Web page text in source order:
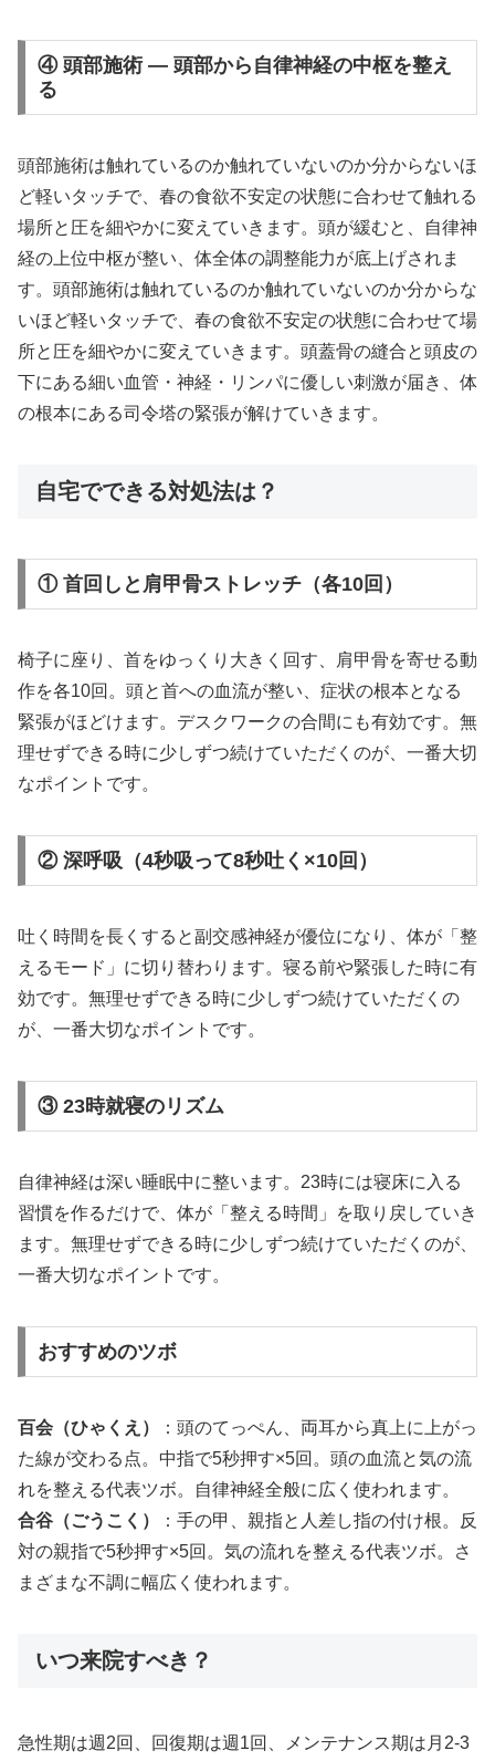
④ 頭部施術 — 頭部から自律神経の中枢を整え
る
頭部施術は触れているのか触れていないのか分からないほ
ど軽いタッチで、春の食欲不安定の状態に合わせて触れる
場所と圧を細やかに変えていきます。頭が緩むと、自律神
経の上位中枢が整い、体全体の調整能力が底上げされま
す。頭部施術は触れているのか触れていないのか分からな
いほど軽いタッチで、春の食欲不安定の状態に合わせて場
所と圧を細やかに変えていきます。頭蓋骨の縫合と頭皮の
下にある細い血管・神経・リンパに優しい刺激が届き、体
の根本にある司令塔の緊張が解けていきます。
自宅でできる対処法は？
① 首回しと肩甲骨ストレッチ（各10回）
椅子に座り、首をゆっくり大きく回す、肩甲骨を寄せる動
作を各10回。頭と首への血流が整い、症状の根本となる
緊張がほどけます。デスクワークの合間にも有効です。無
理せずできる時に少しずつ続けていただくのが、一番大切
なポイントです。
② 深呼吸（4秒吸って8秒吐く×10回）
吐く時間を長くすると副交感神経が優位になり、体が「整
えるモード」に切り替わります。寝る前や緊張した時に有
効です。無理せずできる時に少しずつ続けていただくの
が、一番大切なポイントです。
③ 23時就寝のリズム
自律神経は深い睡眠中に整います。23時には寝床に入る
習慣を作るだけで、体が「整える時間」を取り戻していき
ます。無理せずできる時に少しずつ続けていただくのが、
一番大切なポイントです。
おすすめのツボ
百会（ひゃくえ）
：頭のてっぺん、両耳から真上に上がっ
た線が交わる点。中指で5秒押す×5回。頭の血流と気の流
れを整える代表ツボ。自律神経全般に広く使われます。
合谷（ごうこく）
：手の甲、親指と人差し指の付け根。反
対の親指で5秒押す×5回。気の流れを整える代表ツボ。さ
まざまな不調に幅広く使われます。
いつ来院すべき？
急性期は週2回、回復期は週1回、メンテナンス期は月2-3